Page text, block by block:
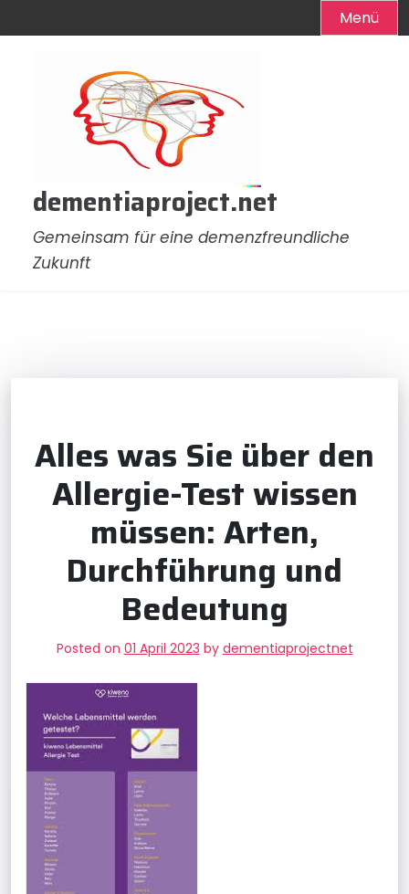
Menü
dementiaproject.net
Gemeinsam für eine demenzfreundliche
Zukunft
Alles was Sie über den
Allergie-Test wissen
müssen: Arten,
Durchführung und
Bedeutung
Posted on 01 April 2023 by dementiaprojectnet